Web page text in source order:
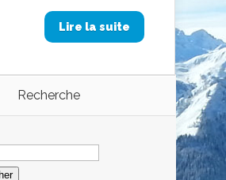
Lire la suite
Recherche
: